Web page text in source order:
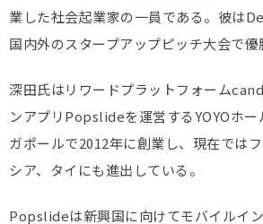
業した社会起業家の一員である。彼は
国内外のスタープアップピッチ大会で優
深田氏はリワードプラットフォーム
ンアプリPopslideを運営するYOYOホー
ガポールで2012年に創業し、現在では
シア、タイにも進出している。
Popslideは新興国に向けてモバイルイ